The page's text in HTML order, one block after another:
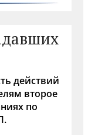
действий
второе
по